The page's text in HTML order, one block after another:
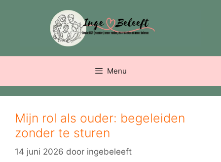
Menu
Mijn rol als ouder: begeleiden
zonder te sturen
14 juni 2026 door ingebeleeft